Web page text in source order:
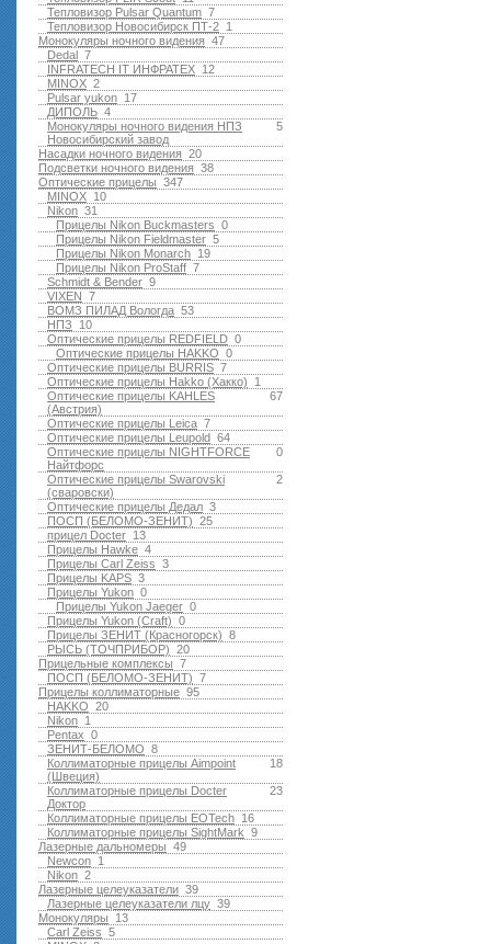
7
Тепловизор Pulsar Quantum
1
Тепловизор Новосибирск ПТ-2
47
Монокуляры ночного видения
7
Dedal
12
INFRATECH IT ИНФРАТЕХ
2
MINOX
17
Pulsar yukon
4
ДИПОЛЬ
5
Монокуляры ночного видения НПЗ
Новосибирский завод
20
Насадки ночного видения
38
Подсветки ночного видения
347
Оптические прицелы
10
MINOX
31
Nikon
0
Прицелы Nikon Buckmasters
5
Прицелы Nikon Fieldmaster
19
Прицелы Nikon Monarch
7
Прицелы Nikon ProStaff
9
Schmidt & Bender
7
VIXEN
53
ВОМЗ ПИЛАД Вологда
10
НПЗ
0
Оптические прицелы REDFIELD
0
Оптические прицелы HAKKO
7
Оптические прицелы BURRIS
1
Оптические прицелы Hakko (Хакко)
67
Оптические прицелы KAHLES
(Австрия)
7
Оптические прицелы Leica
64
Оптические прицелы Leupold
0
Оптические прицелы NIGHTFORCE
Найтфорс
2
Оптические прицелы Swarovski
(сваровски)
3
Оптические прицелы Дедал
25
ПОСП (БЕЛОМО-ЗЕНИТ)
13
прицел Docter
4
Прицелы Hawke
3
Прицелы Carl Zeiss
3
Прицелы KAPS
0
Прицелы Yukon
0
Прицелы Yukon Jaeger
0
Прицелы Yukon (Craft)
8
Прицелы ЗЕНИТ (Красногорск)
20
РЫСЬ (ТОЧПРИБОР)
7
Прицельные комплексы
7
ПОСП (БЕЛОМО-ЗЕНИТ)
95
Прицелы коллиматорные
20
HAKKO
1
Nikon
0
Pentax
8
ЗЕНИТ-БЕЛОМО
18
Коллиматорные прицелы Aimpoint
(Швеция)
23
Коллиматорные прицелы Docter
Доктор
16
Коллиматорные прицелы EOTech
9
Коллиматорные прицелы SightMark
49
Лазерные дальномеры
1
Newcon
2
Nikon
39
Лазерные целеуказатели
39
Лазерные целеуказатели лцу
13
Монокуляры
5
Carl Zeiss